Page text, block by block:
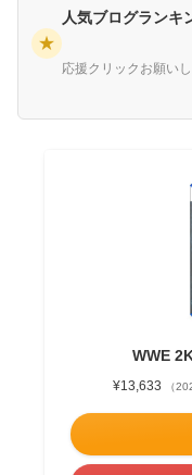
★
人気ブログランキ
応援クリックお願いし
WWE
¥13,633 （